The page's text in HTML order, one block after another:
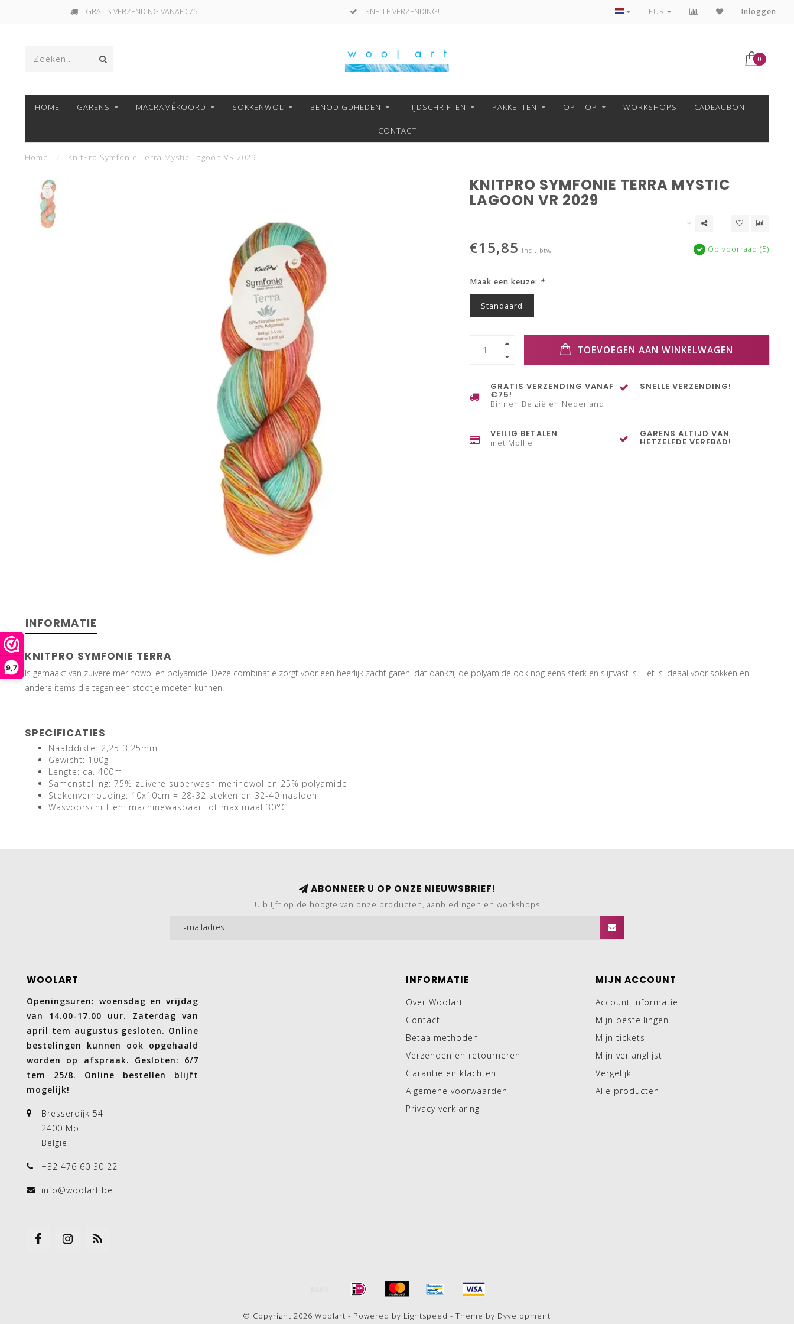
9,7
GRATIS VERZENDING VANAF €75! SNELLE VERZENDING! VEILIG BETALEN MET MOLLIE!
EUR Inloggen
0
HOME GARENS MACRAMÉKOORD SOKKENWOL BENODIGDHEDEN TIJDSCHRIFTEN PAKKETTEN OP = OP WORKSHOPS CADEAUBON
CONTACT
Home KnitPro Symfonie Terra Mystic Lagoon VR 2029
KNITPRO SYMFONIE TERRA MYSTIC
LAGOON VR 2029
€15,85 Incl. btw Op voorraad (5)
Maak een keuze: *
Standaard
TOEVOEGEN AAN WINKELWAGEN
GRATIS VERZENDING VANAF
€75!
Binnen België en Nederland
SNELLE VERZENDING!
VEILIG BETALEN
met Mollie
GARENS ALTIJD VAN
HETZELFDE VERFBAD!
INFORMATIE
KNITPRO SYMFONIE TERRA
Is gemaakt van zuivere merinowol en polyamide. Deze combinatie zorgt voor een heerlijk zacht garen, dat dankzij de polyamide ook nog eens sterk en slijtvast is. Het is ideaal voor sokken en
andere items die tegen een stootje moeten kunnen.
SPECIFICATIES
Naalddikte: 2,25-3,25mm
Gewicht: 100g
Lengte: ca. 400m
Samenstelling: 75% zuivere superwash merinowol en 25% polyamide
Stekenverhouding: 10x10cm = 28-32 steken en 32-40 naalden
Wasvoorschriften: machinewasbaar tot maximaal 30°C
ABONNEER U OP ONZE NIEUWSBRIEF!
U blijft op de hoogte van onze producten, aanbiedingen en workshops
WOOLART
Openingsuren: woensdag en vrijdag
van 14.00-17.00 uur. Zaterdag van
april tem augustus gesloten. Online
bestelingen kunnen ook opgehaald
worden op afspraak. Gesloten: 6/7
tem 25/8. Online bestellen blijft
mogelijk!
Bresserdijk 54
2400 Mol
België
+32 476 60 30 22
info@woolart.be
INFORMATIE
Over Woolart
Contact
Betaalmethoden
Verzenden en retourneren
Garantie en klachten
Algemene voorwaarden
Privacy verklaring
MIJN ACCOUNT
Account informatie
Mijn bestellingen
Mijn tickets
Mijn verlanglijst
Vergelijk
Alle producten
© Copyright 2026 Woolart - Powered by Lightspeed - Theme by Dyvelopment